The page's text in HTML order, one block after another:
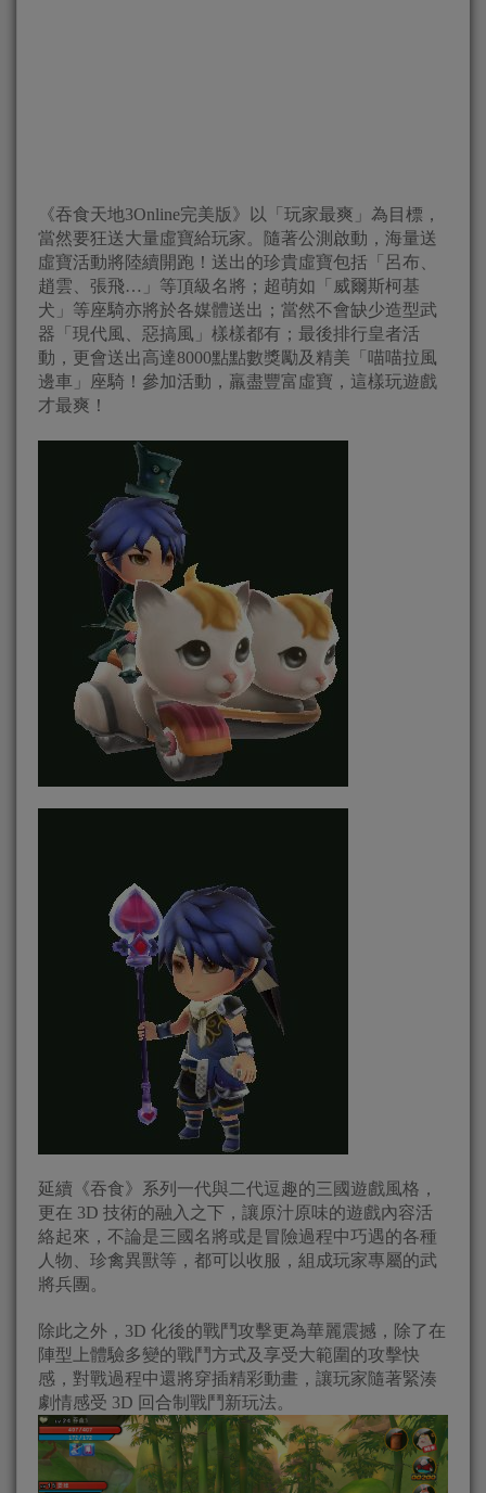
《吞食天地3Online完美版》以「玩家最爽」為目標，
當然要狂送大量虛寶給玩家。隨著公測啟動，海量送
虛寶活動將陸續開跑！送出的珍貴虛寶包括「呂布、
趙雲、張飛…」等頂級名將；超萌如「威爾斯柯基
犬」等座騎亦將於各媒體送出；當然不會缺少造型武
器「現代風、惡搞風」樣樣都有；最後排行皇者活
動，更會送出高達8000點點數獎勵及精美「喵喵拉風
邊車」座騎！參加活動，羸盡豐富虛寶，這樣玩遊戲
才最爽！
延續《吞食》系列一代與二代逗趣的三國遊戲風格，
更在 3D 技術的融入之下，讓原汁原味的遊戲內容活
絡起來，不論是三國名將或是冒險過程中巧遇的各種
人物、珍禽異獸等，都可以收服，組成玩家專屬的武
將兵團。
除此之外，3D 化後的戰鬥攻擊更為華麗震撼，除了在
陣型上體驗多變的戰鬥方式及享受大範圍的攻擊快
感，對戰過程中還將穿插精彩動畫，讓玩家隨著緊湊
劇情感受 3D 回合制戰鬥新玩法。